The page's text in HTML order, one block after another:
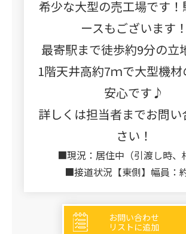
希少な大型の売工場です！
ースもございます！
最寄駅まで徒歩約9分の
1階天井高約7ｍで大型機材
安心です♪
詳しくは担当者までお問い
さい！
■現況：居住中（引渡し時、
■接道状況【東側】幅員：
お問い合わせ
リストに追加